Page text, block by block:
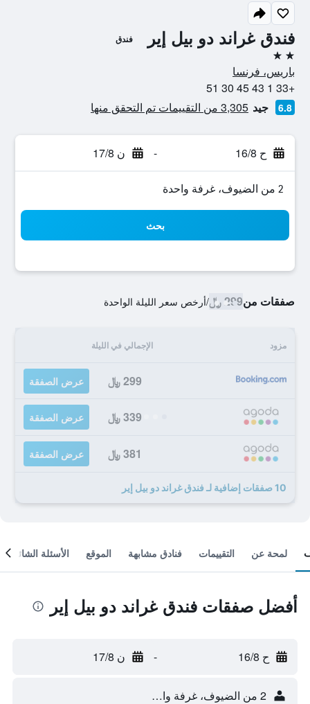
فندق غراند دو بيل إير فندق
2 نجمتين
باريس، فرنسا
+33 1 43 45 30 51
6.8 جيد 3,305 من التقييمات تم التحقق منها
ح 16/8 - ن 17/8
2 من الضيوف، غرفة واحدة
بحث
صفقات من299 ﷼ /أرخص سعر الليلة الواحدة
مزود الإجمالي في الليلة
299 ﷼ عرض الصفقة
339 ﷼ عرض الصفقة
381 ﷼ عرض الصفقة
10 صفقات إضافية لـ فندق غراند دو بيل إير
لمحة عن التقييمات فنادق مشابهة الموقع الأسئلة الشائعة
أفضل صفقات فندق غراند دو بيل إير
ح 16/8 - ن 17/8
2 من الضيوف، غرفة واحدة